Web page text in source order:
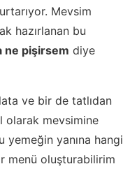
Mevsim
hazırlanan bu
ne pişirsem diye
ve bir de tatlıdan
olarak mevsimine
yemeğin yanına hangi
menü oluşturabilirim